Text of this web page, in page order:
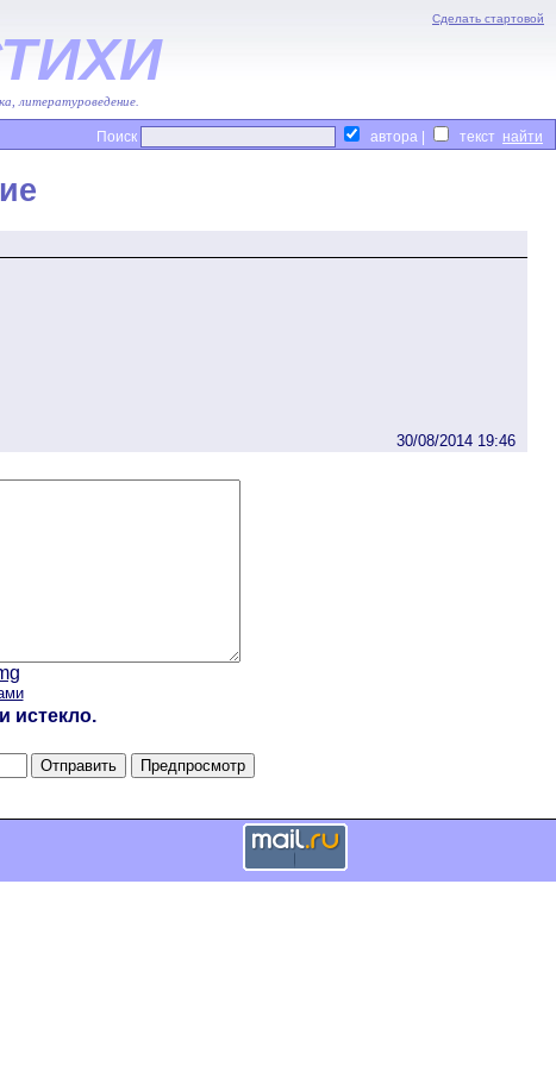
Сделать стартовой
литературоведение.
Поиск автора | текст
30/08/2014 19:46
истекло.